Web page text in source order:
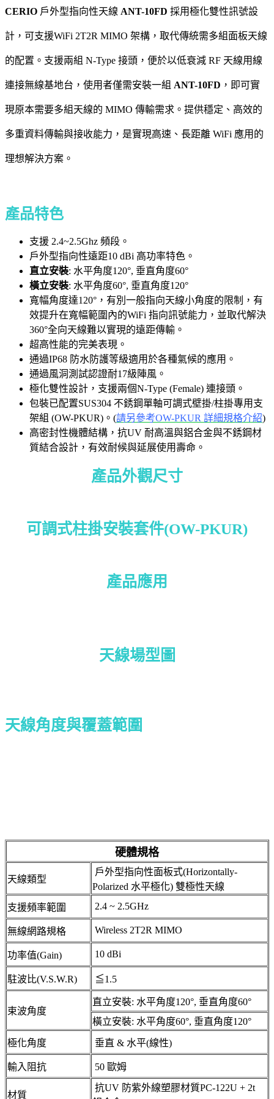
CERIO 戶外型指向性天線 ANT-10FD 採用極化雙性訊號設
計，可支援WiFi 2T2R MIMO 架構，取代傳統需多組面板天線
的配置。支援兩組 N-Type 接頭，便於以低衰減 RF 天線用線
連接無線基地台，使用者僅需安裝一組 ANT-10FD ，即可實
現原本需要多組天線的 MIMO 傳輸需求。提供穩定、高效的
多重資料傳輸與接收能力，是實現高速、長距離 WiFi 應用的
理想解決方案。
產品特色
支援 2.4~2.5Ghz 頻段。
戶外型指向性遠距10 dBi 高功率特色。
直立安裝: 水平角度120°, 垂直角度60°
橫立安裝: 水平角度60°, 垂直角度120°
寬幅角度達120°，有別一般指向天線小角度的限制，有
效提升在寬幅範圍內的WiFi 指向訊號能力，並取代解決
360°全向天線難以實現的遠距傳輸。
超高性能的完美表現。
通過IP68 防水防護等級適用於各種氣候的應用。
通過風洞測試認證耐17級陣風。
極化雙性設計，支援兩個N-Type (Female) 連接頭。
包裝已配置SUS304 不銹鋼單軸可調式壁掛/柱掛專用支
架組 (OW-PKUR)。(請另參考OW-PKUR 詳細規格介紹)
高密封性機體結構，抗UV 耐高溫與鋁合金與不銹鋼材
質結合設計，有效耐候與延展使用壽命。
產品外觀尺寸
可調式柱掛安裝套件(OW-PKUR)
產品應用
天線場型 圖
天線角度與覆蓋範圍
硬體規格
天線類型
戶外型指向性面板式(Horizontally-
Polarized 水平極化) 雙極性天線
支援頻率範圍
2.4 ~ 2.5GHz
無線網路規格 Wireless 2T2R MIMO
功率值(Gain) 10 dBi
駐波比(V.S.W.R) ≦1.5
束波角度
直立安裝: 水平角度120°, 垂直角度60°
橫立安裝: 水平角度60°, 垂直角度120°
極化角度 垂直 & 水平(線性)
輸入阻抗 50 歐姆
材質
抗UV 防紫外線塑膠材質PC-122U + 2t